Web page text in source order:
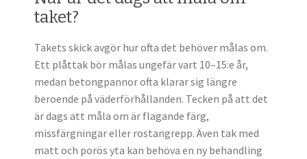
taket?
Takets skick avgör hur ofta det behöver målas om.
Ett plåttak bör målas ungefär vart 10–15:e år,
medan betongpannor ofta klarar sig längre
beroende på väderförhållanden. Tecken på att det
är dags att måla om är flagande färg,
missfärgningar eller rostangrepp. Även tak med
matt och porös yta kan behöva en ny behandling